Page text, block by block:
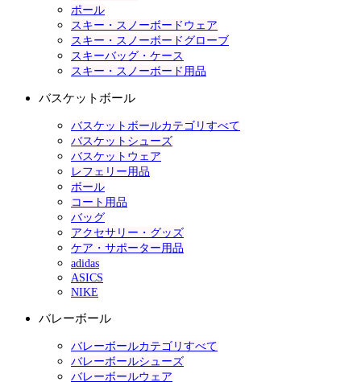
ポール
スキー・スノーボードウェア
スキー・スノーボードグローブ
スキーバッグ・ケース
スキー・スノーボード用品
バスケットボール
バスケットボールカテゴリすべて
バスケットシューズ
バスケットウェア
レフェリー用品
ボール
コート用品
バッグ
アクセサリー・グッズ
ケア・サポーター用品
adidas
ASICS
NIKE
バレーボール
バレーボールカテゴリすべて
バレーボールシューズ
バレーボールウェア